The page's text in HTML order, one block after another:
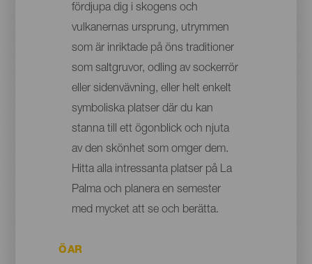
fördjupa dig i skogens och
vulkanernas ursprung, utrymmen
som är inriktade på öns traditioner
som saltgruvor, odling av sockerrör
eller sidenvävning, eller helt enkelt
symboliska platser där du kan
stanna till ett ögonblick och njuta
av den skönhet som omger dem.
Hitta alla intressanta platser på La
Palma och planera en semester
med mycket att se och berätta.
ÖAR